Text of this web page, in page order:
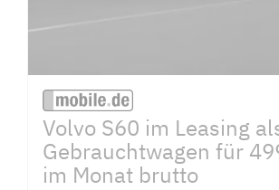
Volvo S60 im Leasing
Gebrauchtwagen für
im Monat brutto